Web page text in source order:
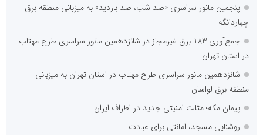
پنجمین مانور سراسری «صد شب، صد بازدید» به میزبانی منطقه برق
چهاردانگه
جمع‌آوری 183 برق غیرمجاز در شانزدهمین مانور سراسری طرح مهتاب
در استان تهران
شانزدهمین مانور سراسری طرح مهتاب در استان تهران به میزبانی
منطقه برق لواسان
پیمان مکه؛ مثلث امنیتی جدید در اطراف ایران
روشنایی مسجد، امانتی برای عبادت